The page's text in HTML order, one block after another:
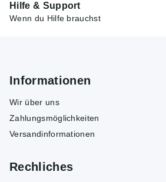
Hilfe & Support
Wenn du Hilfe brauchst
Informationen
Wir über uns
Zahlungsmöglichkeiten
Versandinformationen
Rechliches